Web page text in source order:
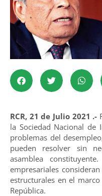
RCR, 21 de Julio 2021 .-
la Sociedad Nacional de
problemas del
pueden resolver sin
asamblea
empresariales
estructurales en el
República.